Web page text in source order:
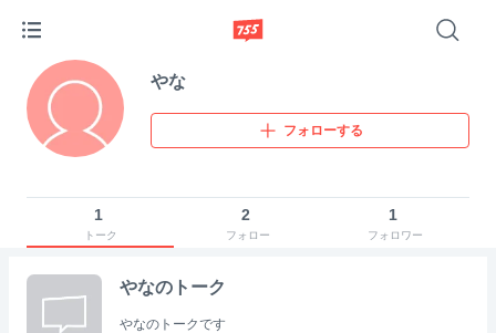
やな
フォローする
1
トーク
2
フォロー
1
フォロワー
やなのトーク
やなのトークです